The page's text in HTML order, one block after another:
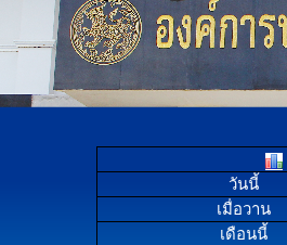
วันนี้
เมื่อวาน
เดือนนี้